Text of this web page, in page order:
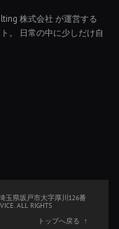
株式会社 が運営する
。 日常の中に少しだけ自
玉県坂戸市大字厚川126番
ALL RIGHTS
トップへ戻る